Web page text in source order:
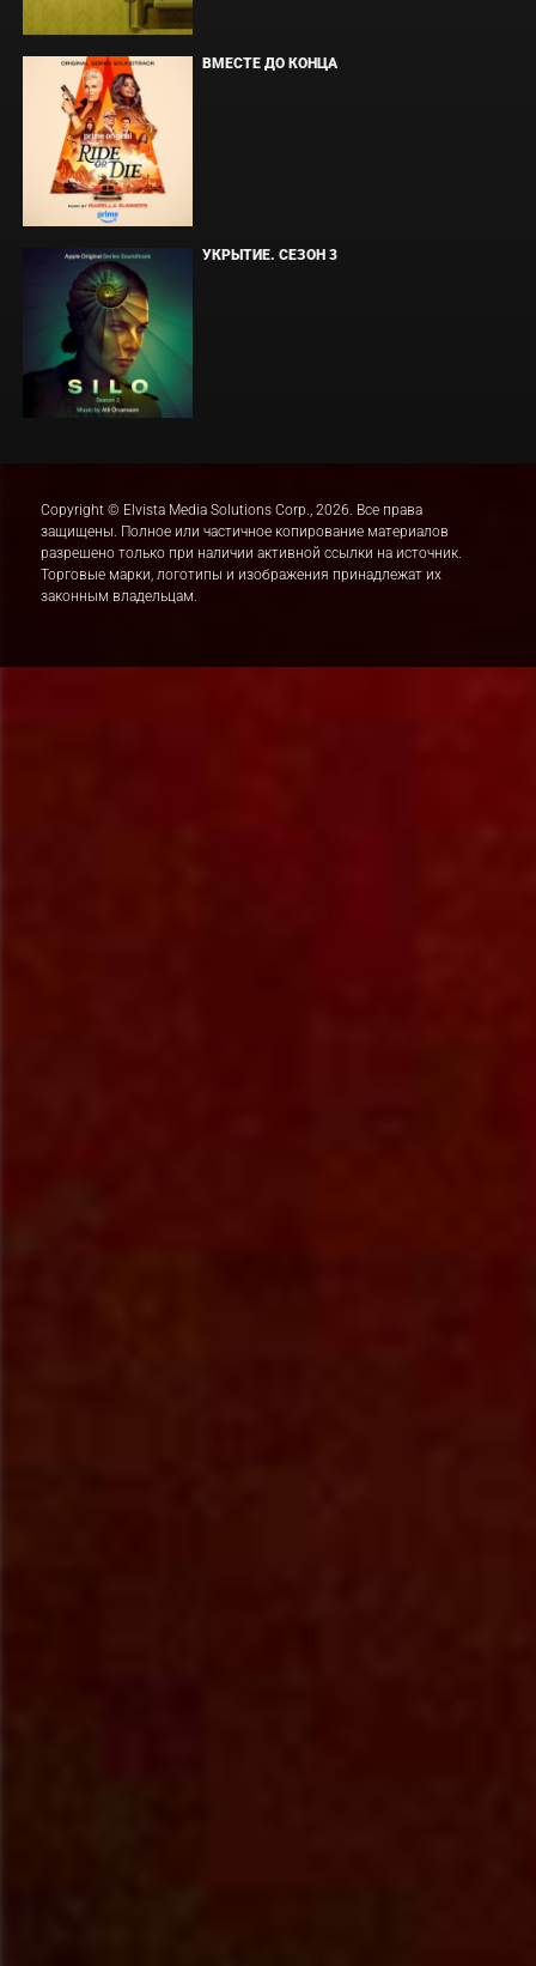
ВМЕСТЕ ДО КОНЦА
УКРЫТИЕ. СЕЗОН 3
Copyright © Elvista Media Solutions Corp., 2026. Все права
защищены. Полное или частичное копирование материалов
разрешено только при наличии активной ссылки на источник.
Торговые марки, логотипы и изображения принадлежат их
законным владельцам.